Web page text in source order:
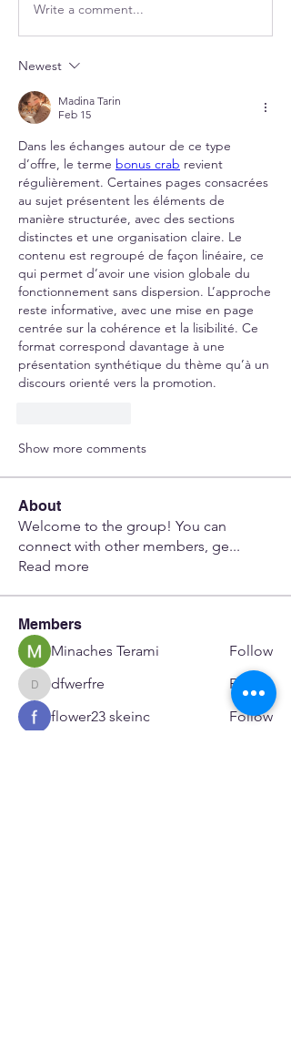
Write a comment...
Newest
Madina Tarin
Feb 15
Dans les échanges autour de ce type
d’offre, le terme bonus crab revient
régulièrement. Certaines pages consacrées
au sujet présentent les éléments de
manière structurée, avec des sections
distinctes et une organisation claire. Le
contenu est regroupé de façon linéaire, ce
qui permet d’avoir une vision globale du
fonctionnement sans dispersion. L’approche
reste informative, avec une mise en page
centrée sur la cohérence et la lisibilité. Ce
format correspond davantage à une
présentation synthétique du thème qu’à un
discours orienté vers la promotion.
Show more comments
About
Welcome to the group! You can
connect with other members, ge...
Read more
Members
Minaches Terami
Follow
dfwerfre
dfwerfre
Follow
flower23 skeinc
Follow